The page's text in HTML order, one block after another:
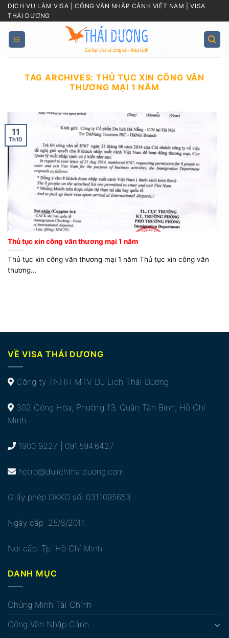
Skip
to
content
DỊCH VỤ LÀM VISA | CÔNG VĂN NHẬP CẢNH VIỆT NAM | VISA
THÁI DƯƠNG
TAG ARCHIVES:THỦ TỤC XIN CÔNG VĂN
THƯƠNG MẠI 1 NĂM
Thủ tục xin công văn thương mại 1 năm
Thủ tục xin công văn thương mại 1 năm Thủ tục xin công văn
thương...
11
Th10
VỀ VISA THÁI DƯƠNG
Công ty TNHH MTV Du Lịch Thái Dương
302 Cộng Hòa, Phường 13, Quận Tân Bình, Hồ Chí
Minh
1900 9227 | 091.594.6427
hotro@dulichthaiduong.com
Giấy phép DKKD số: 0311095653
Ngày cấp: 25/8/2011
Nơi cấp: Tp. Hồ Chí Minh
DANH MỤC
Chứng Minh Tài Chính
Công Văn Nhập Cảnh